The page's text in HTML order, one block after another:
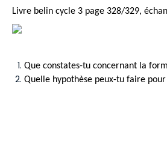
Livre belin cycle 3 page 328/329,
Que constates-tu concernant la
Quelle hypothèse peux-tu faire